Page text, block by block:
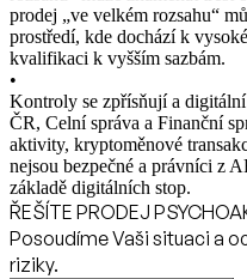
prodej „ve velkém rozsahu“
prostředí, kde dochází k
kvalifikaci k vyšším sazbám.
•
Kontroly se zpřísňují a
ČR, Celní správa a Finanční
aktivity, kryptoměnové
nejsou bezpečné a právníci z
základě digitálních stop.
ŘEŠÍTE PRODEJ
Posoudíme Vaši situaci a
riziky.